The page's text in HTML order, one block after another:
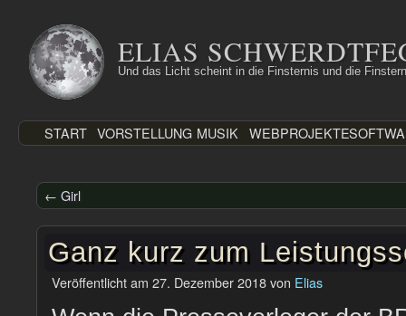
Inhalt
springen
ELIAS
Und das Licht scheint in die Finsternis und die
START VORSTELLUNG MUSIK WEBPROJEKTE
← Girl
Ganz kurz zum
Veröffentlicht am 27. Dezember 2018von Elias